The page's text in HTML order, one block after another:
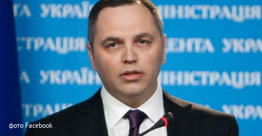
фото Facebook